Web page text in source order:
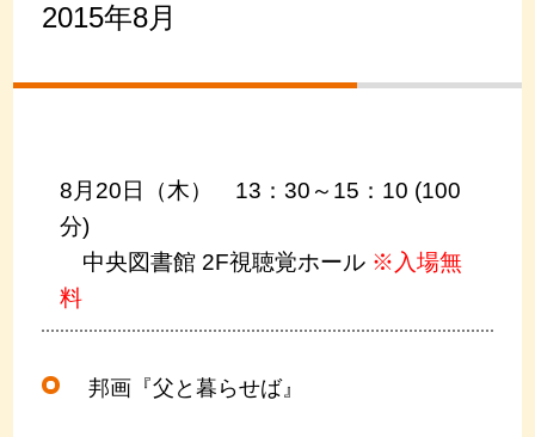
2015年8月
8月20日（木） 13：30～15：10 (100
分)
中央図書館 2F視聴覚ホール ※入場無
料
邦画『父と暮らせば』